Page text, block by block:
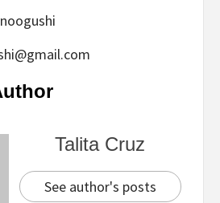
Talita Cruz
See author's posts